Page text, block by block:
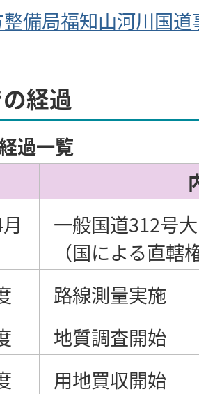
備局福知山河川国
経過
過一覧
一般国道312号
（国による直轄
路線測量実施
地質調査開始
用地買収開始